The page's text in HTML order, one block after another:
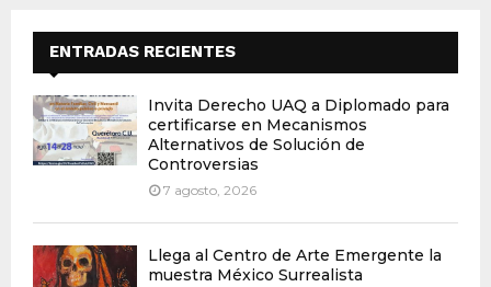
ENTRADAS RECIENTES
Invita Derecho UAQ a Diplomado para
certificarse en Mecanismos
Alternativos de Solución de
Controversias
7 agosto, 2026
Llega al Centro de Arte Emergente la
muestra México Surrealista